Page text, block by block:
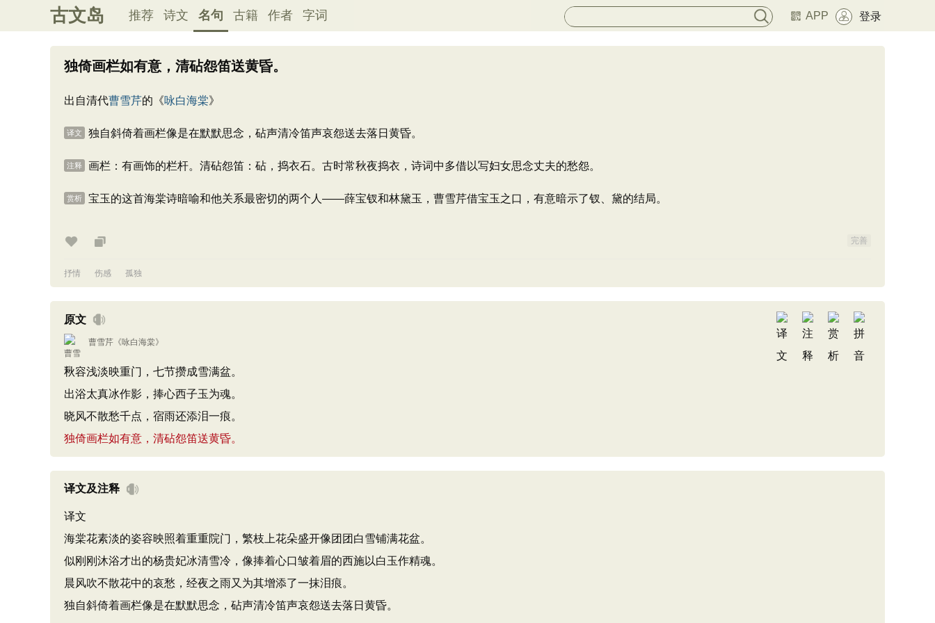
古文岛 推荐 诗文 名句 古籍 作者 字词 APP 登录
独倚画栏如有意，清砧怨笛送黄昏。
出自清代曹雪芹的《咏白海棠》
译文 独自斜倚着画栏像是在默默思念，砧声清冷笛声哀怨送去落日黄昏。
注释 画栏：有画饰的栏杆。清砧怨笛：砧，捣衣石。古时常秋夜捣衣，诗词中多借以写妇女思念丈夫的愁怨。
赏析 宝玉的这首海棠诗暗喻和他关系最密切的两个人——薛宝钗和林黛玉，曹雪芹借宝玉之口，有意暗示了钗、黛的结局。
完善
抒情 伤感 孤独
原文
曹雪芹 《咏白海棠》
秋容浅淡映重门，七节攒成雪满盆。
出浴太真冰作影，捧心西子玉为魂。
晓风不散愁千点，宿雨还添泪一痕。
独倚画栏如有意，清砧怨笛送黄昏。
译文及注释
译文
海棠花素淡的姿容映照着重重院门，繁枝上花朵盛开像团团白雪铺满花盆。
似刚刚沐浴才出的杨贵妃冰清雪冷，像捧着心口皱着眉的西施以白玉作精魂。
晨风吹不散花中的哀愁，经夜之雨又为其增添了一抹泪痕。
独自斜倚着画栏像是在默默思念，砧声清冷笛声哀怨送去落日黄昏。